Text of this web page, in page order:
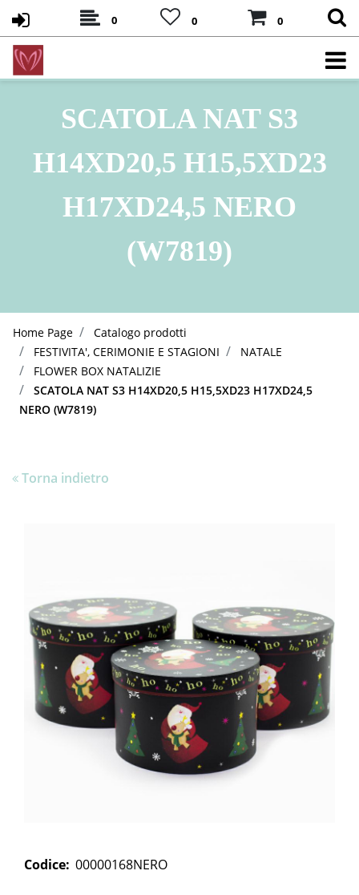
0 0 0
SCATOLA NAT S3
H14XD20,5 H15,5XD23
H17XD24,5 NERO
(W7819)
Home Page
Catalogo prodotti
FESTIVITA', CERIMONIE E STAGIONI
NATALE
FLOWER BOX NATALIZIE
SCATOLA NAT S3 H14XD20,5 H15,5XD23 H17XD24,5
NERO (W7819)
Torna indietro
Codice: 00000168NERO